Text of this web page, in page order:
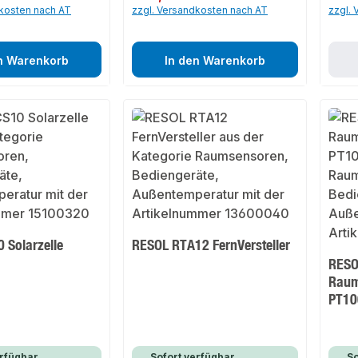
nach AT
Warenkorb
zzgl. Versandkosten nach AT
In den Warenkorb
zzgl.
Solarzelle RESOL RTA12 FernVersteller